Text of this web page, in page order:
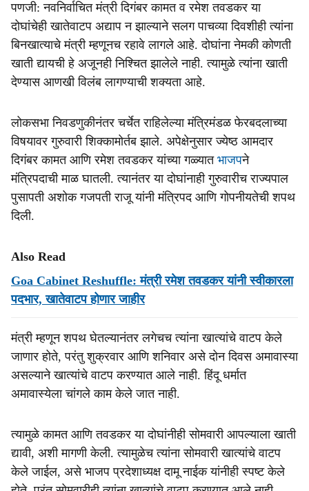
a
r
e
पणजी: नवनिर्वाचित मंत्री दिगंबर कामत व रमेश तवडकर या
दोघांचेही खातेवाटप अद्याप न झाल्याने सलग पाचव्‍या दिवशीही त्यांना
बिनखात्याचे मंत्री म्हणूनच रहावे लागले आहे. दोघांना नेमकी कोणती
खाती द्यायची हे अजूनही निश्‍चित झालेले नाही. त्‍यामुळे त्‍यांना खाती
देण्‍यास आणखी विलंब लागण्‍याची शक्‍यता आहे.
लोकसभा निवडणुकीनंतर चर्चेत राहिलेल्‍या मंत्रिमंडळ फेरबदलाच्‍या
विषयावर गुरुवारी शिक्‍कामोर्तब झाले. अपेक्षेनुसार ज्‍येष्‍ठ आमदार
दिगंबर कामत आणि रमेश तवडकर यांच्‍या गळ्यात भाजपने
मंत्रिपदाची माळ घातली. त्‍यानंतर या दोघांनाही गुरुवारीच राज्‍यपाल
पुसापती अशोक गजपती राजू यांनी मंत्रिपद आणि गोपनीयतेची शपथ
दिली.
Also Read
Goa Cabinet Reshuffle: मंत्री रमेश तवडकर यांनी स्वीकारला
पदभार, खातेवाटप होणार जाहीर
मंत्री म्‍हणून शपथ घेतल्‍यानंतर लगेचच त्यांना खात्‍यांचे वाटप केले
जाणार होते, परंतु शुक्रवार आणि शनिवार असे दोन दिवस अमावास्‍या
असल्‍याने खात्‍यांचे वाटप करण्‍यात आले नाही. हिंदू धर्मात
अमावास्‍येला चांगले काम केले जात नाही.
त्‍यामुळे कामत आणि तवडकर या दोघांनीही सोमवारी आपल्‍याला खाती
द्यावी, अशी मागणी केली. त्‍यामुळेच त्‍यांना सोमवारी खात्‍यांचे वाटप
केले जाईल, असे भाजप प्रदेशाध्‍यक्ष दामू नाईक यांनीही स्‍पष्‍ट केले